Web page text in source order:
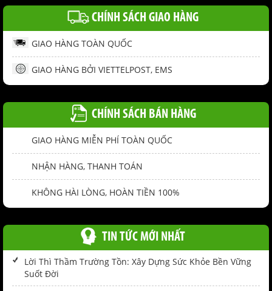
CHÍNH SÁCH GIAO HÀNG
GIAO HÀNG TOÀN QUỐC
GIAO HÀNG BỞI VIETTELPOST, EMS
CHÍNH SÁCH BÁN HÀNG
GIAO HÀNG MIỄN PHÍ TOÀN QUỐC
NHẬN HÀNG, THANH TOÁN
KHÔNG HÀI LÒNG, HOÀN TIỀN 100%
TIN TỨC MỚI NHẤT
Lời Thì Thầm Trường Tồn: Xây Dựng Sức Khỏe Bền Vững
Suốt Đời